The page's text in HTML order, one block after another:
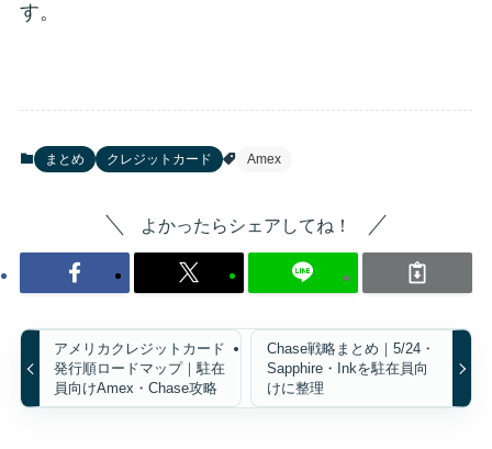
す。
まとめ クレジットカード Amex
よかったらシェアしてね！
アメリカクレジットカード
発行順ロードマップ｜駐在
員向けAmex・Chase攻略
Chase戦略まとめ｜5/24・
Sapphire・Inkを駐在員向
けに整理